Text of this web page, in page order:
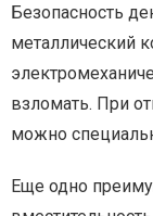
Безопасность
металлический
взломать. При
можно
Еще одно